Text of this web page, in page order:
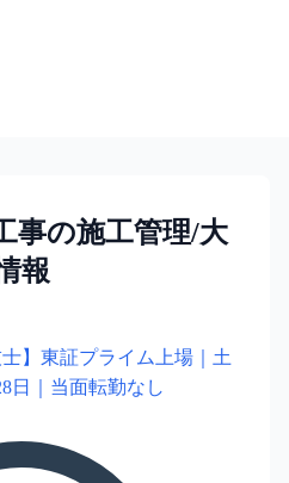
事の施工管理/大
報
】東証プライム上場｜土
日｜当面転勤なし